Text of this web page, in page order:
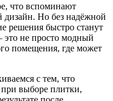
что вспоминают
дизайн. Но без надёжной
решения быстро станут
это не просто модный
помещения, где может
с тем, что
выборе плитки,